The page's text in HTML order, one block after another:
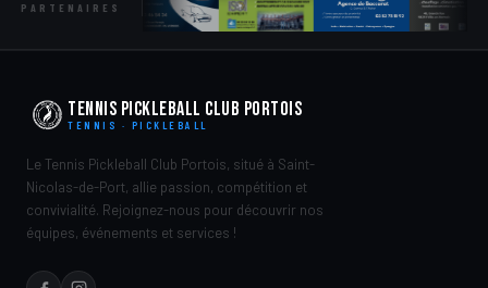
PARTENAIRES
Tennis Pickleball Club Portois
TENNIS · PICKLEBALL
Le Tennis Pickleball Club Portois, situé à Saint-
Nicolas-de-Port, allie passion, compétition et
convivialité. Rejoignez-nous pour découvrir nos
équipes, événements et services !